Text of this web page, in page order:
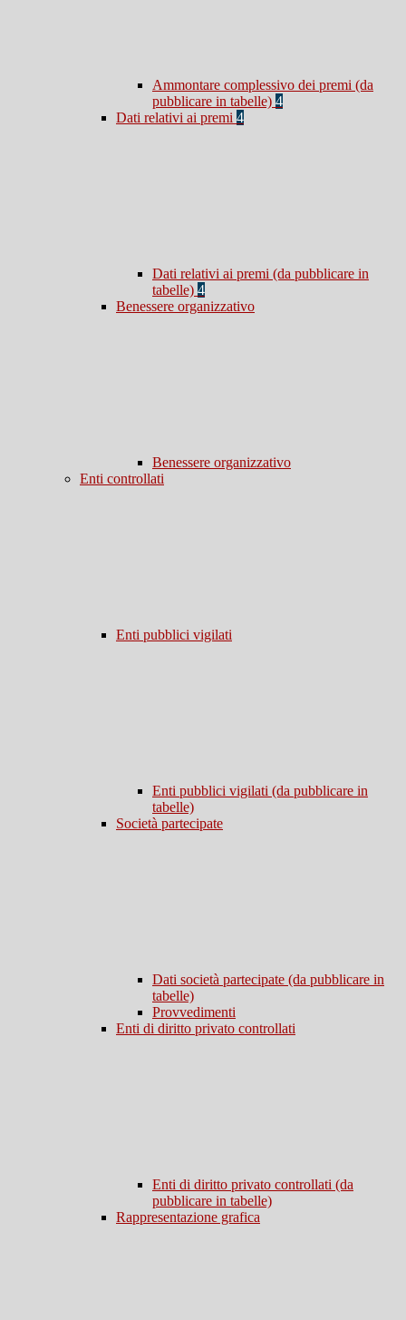
Ammontare complessivo dei premi (da
pubblicare in tabelle) 4
Dati relativi ai premi 4
Dati relativi ai premi (da pubblicare in
tabelle) 4
Benessere organizzativo
Benessere organizzativo
Enti controllati
Enti pubblici vigilati
Enti pubblici vigilati (da pubblicare in
tabelle)
Società partecipate
Dati società partecipate (da pubblicare in
tabelle)
Provvedimenti
Enti di diritto privato controllati
Enti di diritto privato controllati (da
pubblicare in tabelle)
Rappresentazione grafica